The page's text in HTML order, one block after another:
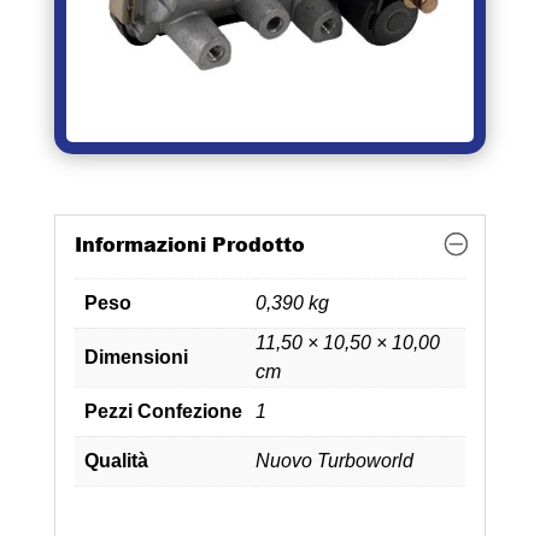
Informazioni Prodotto
Peso 0,390 kg
Dimensioni
11,50 × 10,50 × 10,00
cm
Pezzi Confezione
1
Qualità Nuovo Turboworld